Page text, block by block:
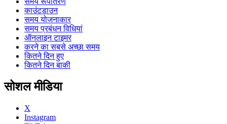
काउंटडाउन
समय योजनाकार
समय प्रबंधन विधियां
ऑनलाइन टाइमर
करने का सबसे अच्छा समय
कितने दिन हुए
कितने दिन बाकी
सोशल मीडिया
X
Instagram